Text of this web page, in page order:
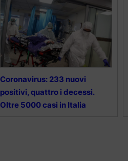
Coronavirus: 233 nuovi
positivi, quattro i decessi.
Oltre 5000 casi in Italia